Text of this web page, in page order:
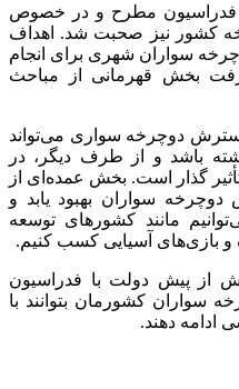
فدراسیون مطرح و در خصوص
کشور نیز صحبت شد. اهداف
سواران شهری برای انجام
بخش قهرمانی از مباحث
دوچرخه سواری می‌تواند
باشد و از طرف دیگر، در
گذار است. بخش عمده‌ای از
سواران بهبود یابد و
مانند کشورهای توسعه
و بازی‌های آسیایی کسب کنیم.
از پیش دولت با فدراسیون
سواران کشورمان بتوانند با
ادامه دهند.